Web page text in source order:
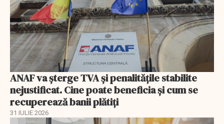
ANAF va șterge TVA și penalitățile stabilite
nejustificat. Cine poate beneficia și cum se
recuperează banii plătiți
31 IULIE 2026